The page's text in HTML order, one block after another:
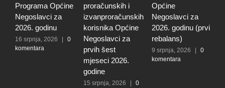
Programa Općine
Negoslavci za
2026. godinu
16 srpnja, 2026
0
komentara
proračunskih i
izvanproračunskih
korisnika Općine
Negoslavci za
prvih šest
mjeseci 2026.
godine
15 srpnja, 2026
0
Općine
Negoslavci za
2026. godinu (prvi
rebalans)
9 srpnja, 2026
0
komentara